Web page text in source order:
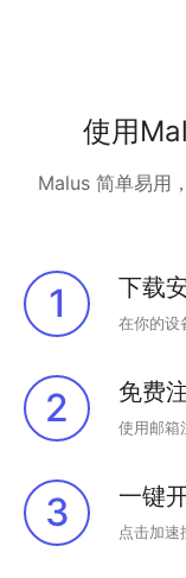
使用
Malus 简单易用
1 下载
在你的设
2 免费
使用邮箱
3 一键
点击加